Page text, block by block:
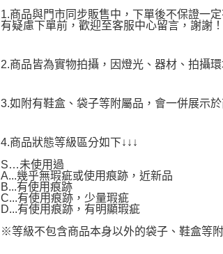
1.商品與門市同步販售中，下單後不保證一
有疑慮下單前，歡迎至客服中心留言，謝謝！
2.商品皆為實物拍攝，因燈光、器材、拍攝
3.如附有鞋盒、袋子等附屬品，會一併展示於
4.商品狀態等級區分如下↓↓↓
S…未使用過
A...幾乎無瑕疵或使用痕跡，近新品
B...有使用痕跡
C...有使用痕跡，少量瑕疵
D...有使用痕跡，有明顯瑕疵
※等級不包含商品本身以外的袋子、鞋盒等